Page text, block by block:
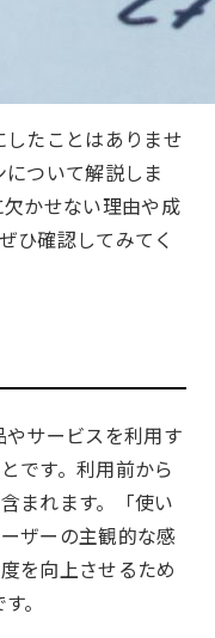
したことはありませ
ついて解説しま
かせない理由や成
ひ確認してみてく
サービスを利用す
です。利用前から
まれます。「使い
ザーの主観的な感
を向上させるため
。